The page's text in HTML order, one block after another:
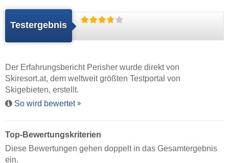
Testergebnis
Der Erfahrungsbericht Perisher wurde direkt von
Skiresort.at, dem weltweit größten Testportal von
Skigebieten, erstellt.
So wird bewertet
Top-Bewertungskriterien
Diese Bewertungen gehen doppelt in das Gesamtergebnis
ein.